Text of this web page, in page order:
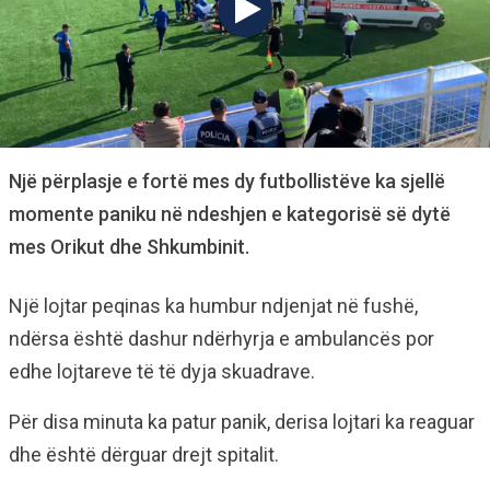
Një përplasje e fortë mes dy futbollistëve ka sjellë
momente paniku në ndeshjen e kategorisë së dytë
mes Orikut dhe Shkumbinit.
Një lojtar peqinas ka humbur ndjenjat në fushë,
ndërsa është dashur ndërhyrja e ambulancës por
edhe lojtareve të të dyja skuadrave.
Për disa minuta ka patur panik, derisa lojtari ka reaguar
dhe është dërguar drejt spitalit.